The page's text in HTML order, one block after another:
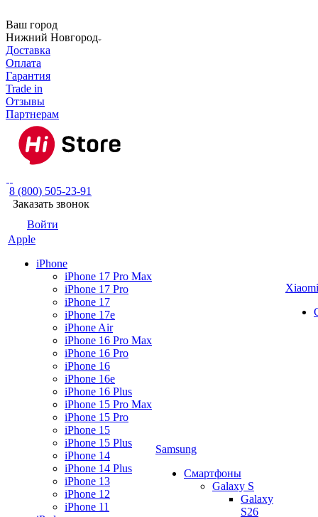
Ваш город
Нижний Новгород
Доставка
Оплата
Гарантия
Trade in
Отзывы
Партнерам
8 (800) 505-23-91
Заказать звонок
Войти
Apple
iPhone
iPhone 17 Pro Max
iPhone 17 Pro
iPhone 17
iPhone 17e
iPhone Air
iPhone 16 Pro Max
iPhone 16 Pro
iPhone 16
iPhone 16e
iPhone 16 Plus
iPhone 15 Pro Max
iPhone 15 Pro
iPhone 15
iPhone 15 Plus
iPhone 14
iPhone 14 Plus
iPhone 13
iPhone 12
iPhone 11
Samsung
Смартфоны
Galaxy S
Galaxy
S26
Xiaomi